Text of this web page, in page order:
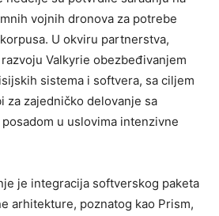
vojnih dronova za potrebe
U okviru partnerstva,
Valkyrie obezbeđivanjem
sistema i softvera, sa ciljem
za zajedničko delovanje sa
u uslovima intenzivne
je integracija softverskog paketa
arhitekture, poznatog kao Prism,